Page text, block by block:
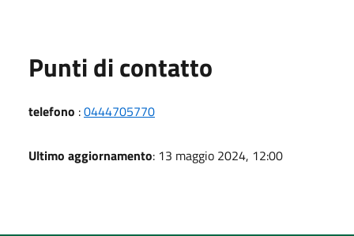
Punti di contatto
telefono :0444705770
Ultimo aggiornamento: 13 maggio 2024, 12:00